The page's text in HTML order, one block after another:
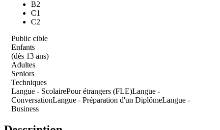
B2
C1
C2
Public cible
Enfants
(dès 13 ans)
Adultes
Seniors
Techniques
Langue - ScolairePour étrangers (FLE)Langue -
ConversationLangue - Préparation d'un DiplômeLangue -
Business